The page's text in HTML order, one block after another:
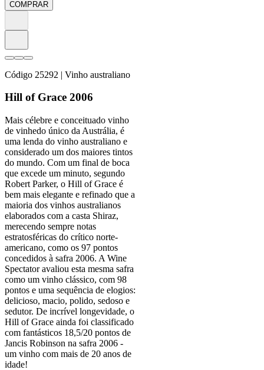
COMPRAR
Código 25292 | Vinho australiano
Hill of Grace 2006
Mais célebre e conceituado vinho
de vinhedo único da Austrália, é
uma lenda do vinho australiano e
considerado um dos maiores tintos
do mundo. Com um final de boca
que excede um minuto, segundo
Robert Parker, o Hill of Grace é
bem mais elegante e refinado que a
maioria dos vinhos australianos
elaborados com a casta Shiraz,
merecendo sempre notas
estratosféricas do crítico norte-
americano, como os 97 pontos
concedidos à safra 2006. A Wine
Spectator avaliou esta mesma safra
como um vinho clássico, com 98
pontos e uma sequência de elogios:
delicioso, macio, polido, sedoso e
sedutor. De incrível longevidade, o
Hill of Grace ainda foi classificado
com fantásticos 18,5/20 pontos de
Jancis Robinson na safra 2006 -
um vinho com mais de 20 anos de
idade!